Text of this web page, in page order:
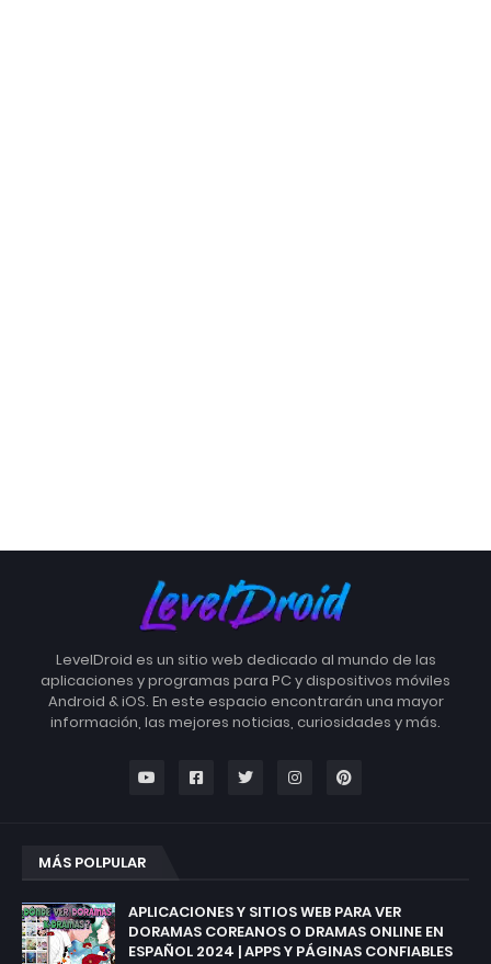
LevelDroid es un sitio web dedicado al mundo de las
aplicaciones y programas para PC y dispositivos móviles
Android & iOS. En este espacio encontrarán una mayor
información, las mejores noticias, curiosidades y más.
MÁS POLPULAR
APLICACIONES Y SITIOS WEB PARA VER
DORAMAS COREANOS O DRAMAS ONLINE EN
ESPAÑOL 2024 | APPS Y PÁGINAS CONFIABLES